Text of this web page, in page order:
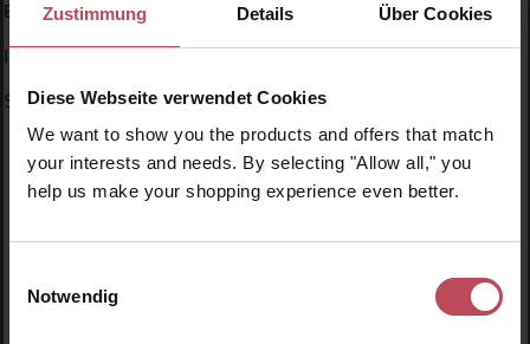
Zustimmung Details Über Cookies
Diese Webseite verwendet Cookies
We want to show you the products and offers that match
your interests and needs. By selecting "Allow all," you
help us make your shopping experience even better.
Notwendig
Bewertungen
Inhaltsstoffe
Specials
Produktgalerie überspringen
Ähnliche Produkte